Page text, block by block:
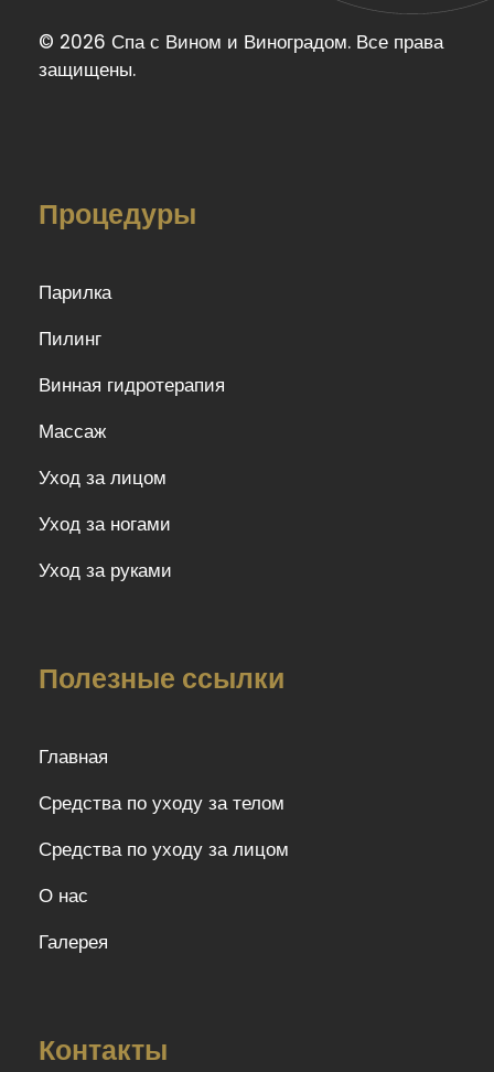
© 2026 Спа с Вином и Виноградом. Все права
защищены.
Процедуры
Парилка
Пилинг
Винная гидротерапия
Массаж
Уход за лицом
Уход за ногами
Уход за руками
Полезные ссылки
Главная
Средства по уходу за телом
Средства по уходу за лицом
О нас
Галерея
Контакты